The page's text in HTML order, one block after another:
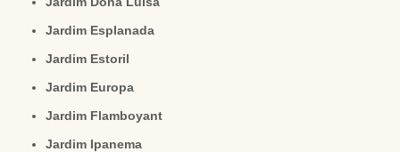
Jardim Esplanada
Jardim Estoril
Jardim Europa
Jardim Flamboyant
Jardim Ipanema